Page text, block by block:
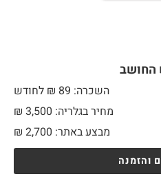
החושב
השכרה: 89 ₪ לחודש
מחיר בגלריה: 3,500 ₪
מבצע באתר:
₪ 2,700
והזמנה